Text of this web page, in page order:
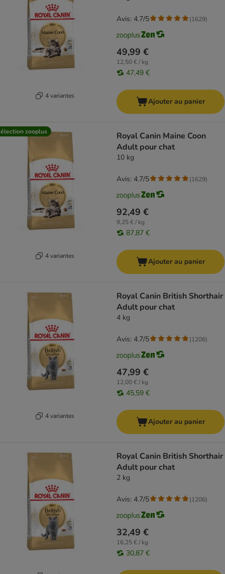
4 variantes
49,99 €
12,50 € / kg
47,49 €
Avis: 4.7/5 (1629)
Ajouter au panier
zooplus
4 variantes
Royal Canin Maine Coon
Adult pour chat
10 kg
92,49 €
9,25 € / kg
87,87 €
Avis: 4.7/5 (1629)
Ajouter au panier
4 variantes
Royal Canin British Shorthair
Adult pour chat
4 kg
47,99 €
12,00 € / kg
45,59 €
Avis: 4.7/5 (1206)
Ajouter au panier
Royal Canin British Shorthair
Adult pour chat
2 kg
32,49 €
16,25 € / kg
30,87 €
Avis: 4.7/5 (1206)